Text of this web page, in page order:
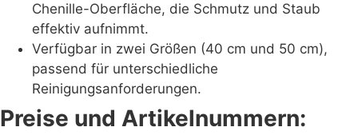
Chenille-Oberfläche, die Schmutz und Staub
effektiv aufnimmt.
Verfügbar in zwei Größen (40 cm und 50 cm),
passend für unterschiedliche
Reinigungsanforderungen.
Preise und Artikelnummern: